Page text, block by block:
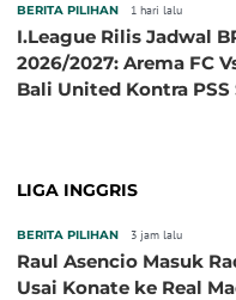
BERITA PILIHAN 1 hari lalu
I.League Rilis Jadwal
2026/2027: Arema FC
Bali United Kontra PSS
LIGA INGGRIS
BERITA PILIHAN 3 jam lalu
Raul Asencio Masuk
Usai Konate ke Real